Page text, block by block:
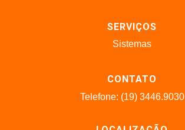
SERVIÇOS
Sistemas
CONTATO
Telefone: (19) 3446.9030